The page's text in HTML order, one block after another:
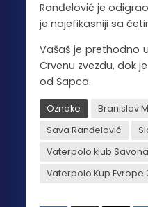
Ranđelović je
je najefikasniji sa
Vašaš je prethodno
Crvenu zvezdu, dok
od Šapca.
Oznake
Branislav
Sava Ranđelović
Vaterpolo klub Savona
Vaterpolo Kup Evrope